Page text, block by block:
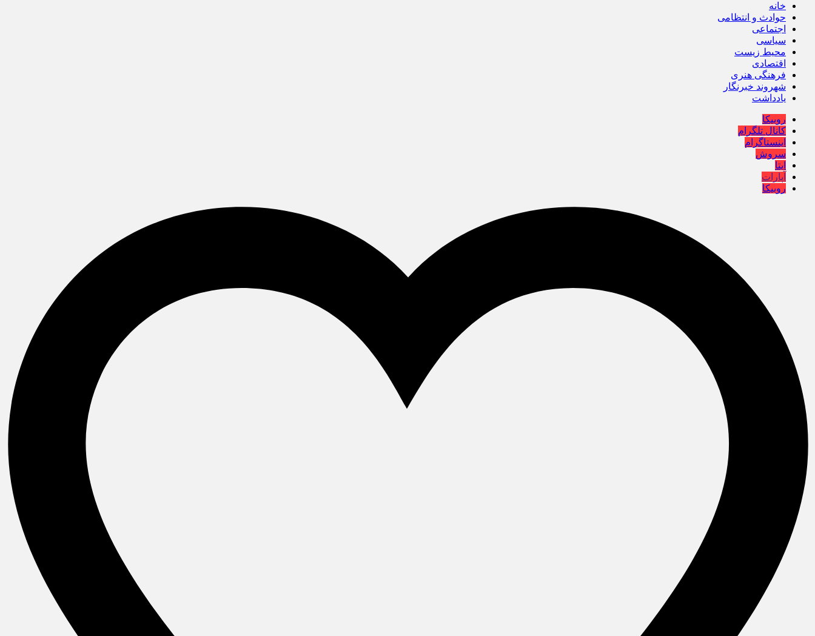
خانه
حوادث و انتظامی
اجتماعی
سیاسی
محیط زیست
اقتصادی
فرهنگی هنری
شهروند خبرنگار
یادداشت
روبیکا
کانال تلگرام
اینستاگرام
سروش
ایتا
آپارات
روبیکا